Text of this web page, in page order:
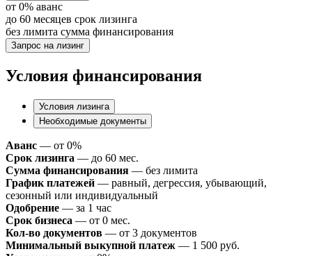
от 0% аванс
до 60 месяцев срок лизинга
без лимита сумма финансирования
Запрос на лизинг
Условия финансирования
Условия лизинга
Необходимые документы
Аванс — от 0%
Срок лизинга — до 60 мес.
Сумма финансирования — без лимита
График платежей — равный, дегрессия, убывающий,
сезонный или индивидуальный
Одобрение — за 1 час
Срок бизнеса — от 0 мес.
Кол-во документов — от 3 документов
Минимальный выкупной платеж — 1 500 руб.